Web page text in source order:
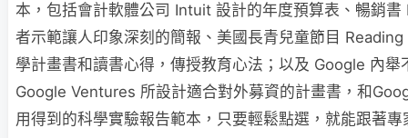
本，包括會計軟體公司 Intuit 設計的年度預算表、暢銷
者示範讓人印象深刻的簡報、美國長青兒童節目
學計畫書和讀書心得，傳授教育心法；以及 Google 內舉
Google Ventures 所設計適合對外募資的計畫書，和
用得到的科學實驗報告範本，只要輕鬆點選，就能跟著